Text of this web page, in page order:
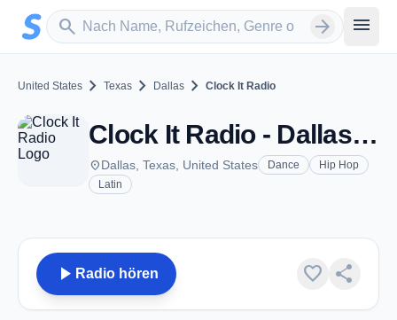
Zum Hauptinhalt springen
search
Sender suchen arrow_forward menu
United States chevron_right Texas chevron_right Dallas chevron_right Clock It Radio
Clock It Radio - Dallas, TX
placeDallas, Texas, United States Dance
Hip Hop
Latin
play_arrow Radio hören favorite share